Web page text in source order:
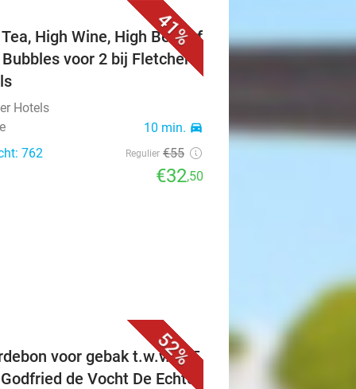
41%
High Wine, High Beer of
voor 2 bij Fletcher
Hotels
10 min. directions_car
762 Regulier €55
€32,50
52%
voor gebak t.w.v. €25
de Vocht De Echte